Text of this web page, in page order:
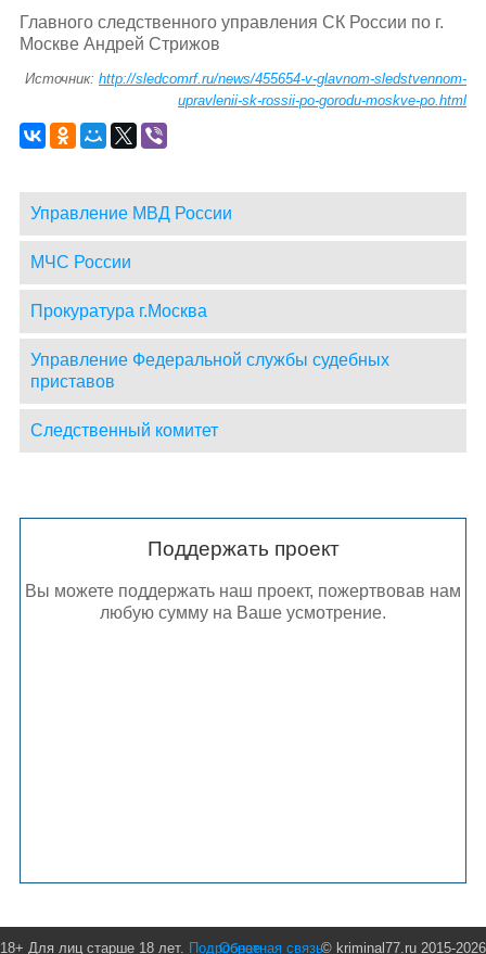
Главного следственного управления СК России по г.
Москве Андрей Стрижов
Источник:http://sledcomrf.ru/news/455654-v-glavnom-sledstvennom-
upravlenii-sk-rossii-po-gorodu-moskve-po.html
Управление МВД России
МЧС России
Прокуратура г.Москва
Управление Федеральной службы судебных
приставов
Следственный комитет
Поддержать проект
Вы можете поддержать наш проект, пожертвовав нам
любую сумму на Ваше усмотрение.
18+ Для лиц старше 18 лет. Подробнее © kriminal77.ru 2015-2026
Обратная связь